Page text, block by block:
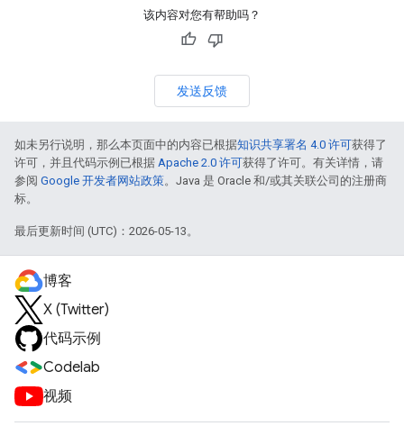
该内容对您有帮助吗？
发送反馈
如未另行说明，那么本页面中的内容已根据知识共享署名 4.0 许可获得了
许可，并且代码示例已根据 Apache 2.0 许可获得了许可。有关详情，请
参阅 Google 开发者网站政策。Java 是 Oracle 和/或其关联公司的注册商
标。
最后更新时间 (UTC)：2026-05-13。
博客
X (Twitter)
代码示例
Codelab
视频